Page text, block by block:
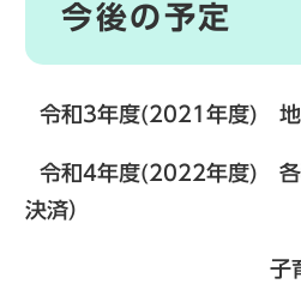
今後の予定
令和3年度(2021年度) 地
令和4年度(2022年度) 各
決済）
子育て・介護・被